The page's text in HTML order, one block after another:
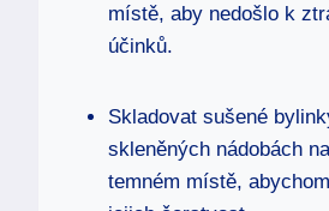
místě, aby nedošlo k
účinků.
Skladovat sušené
skleněných nádobách
temném místě,